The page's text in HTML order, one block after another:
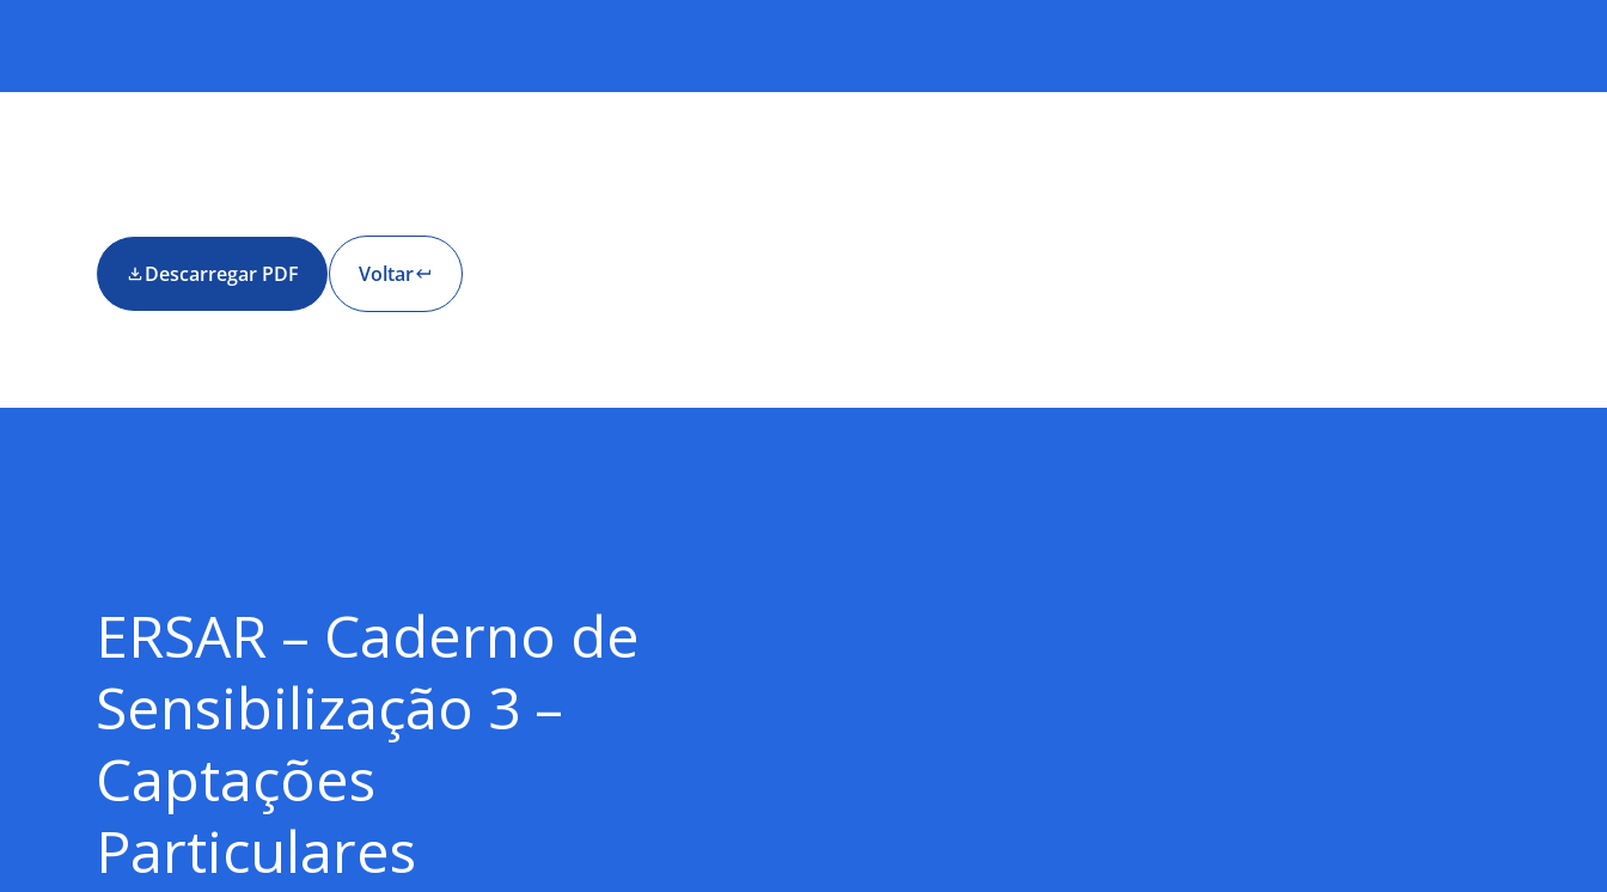
Descarregar PDF Voltar
ERSAR – Caderno de
Sensibilização 3 –
Captações
Particulares